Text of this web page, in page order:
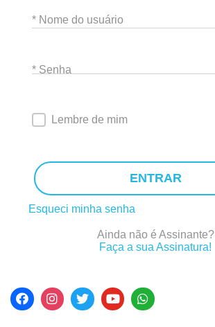
* Nome do usuário
* Senha
Lembre de mim
ENTRAR
Esqueci minha senha
Ainda não é Assinante?
Faça a sua Assinatura!